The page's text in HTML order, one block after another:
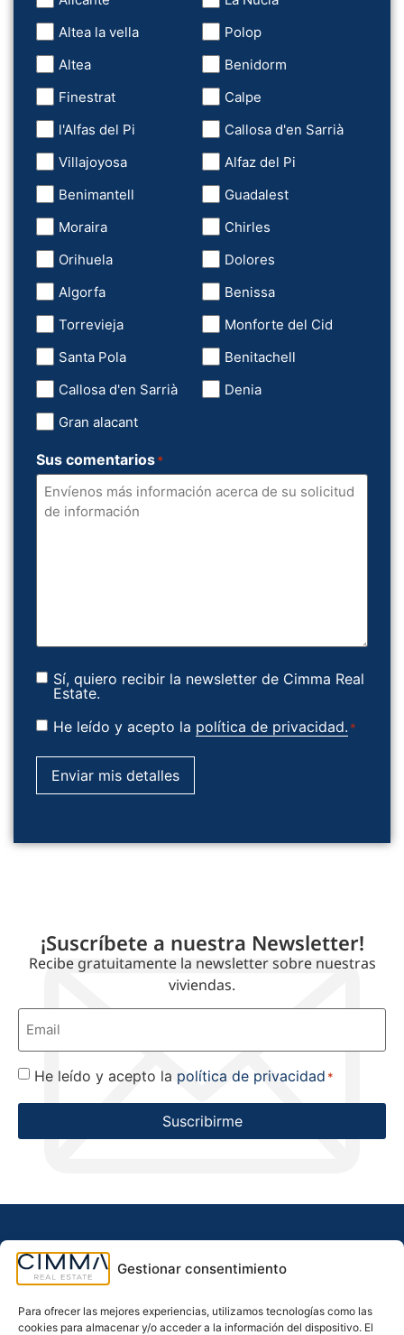
Gestionar consentimiento
Para ofrecer las mejores experiencias, utilizamos tecnologías como las
cookies para almacenar y/o acceder a la información del dispositivo. El
Altea la vella
Polop
Altea
Benidorm
Finestrat
Calpe
l'Alfas del Pi
Callosa d'en Sarrià
Villajoyosa
Alfaz del Pi
Benimantell
Guadalest
Moraira
Chirles
Orihuela
Dolores
Algorfa
Benissa
Torrevieja
Monforte del Cid
Santa Pola
Benitachell
Callosa d'en Sarrià
Denia
Gran alacant
Sus comentarios*
Newsletter
Sí, quiero recibir la newsletter de Cimma Real
Estate.
Consentimiento*
He leído y acepto la política de privacidad. *
Enviar mis detalles
¡Suscríbete a nuestra Newsletter!
Recibe gratuitamente la newsletter sobre nuestras
viviendas.
Correo
electrónico
Consentimiento*
He leído y acepto la política de privacidad *
Suscribirme
Sobre nosotros
Servicios